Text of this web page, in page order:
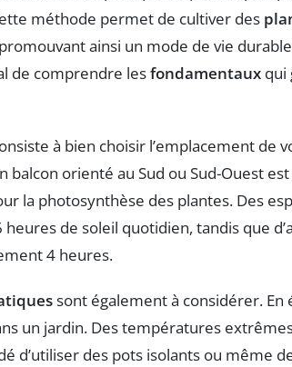
méthode permet de cultiver des
ainsi un mode de vie
de comprendre lesfondamentaux qui
à bien choisir l’emplacement de
balcon orienté au Sud ou Sud-Ouest
la photosynthèse des plantes. Des
heures de soleil quotidien, tandis que
4 heures.
sont également à considérer.
un jardin. Des températures
d’utiliser des pots isolants ou même